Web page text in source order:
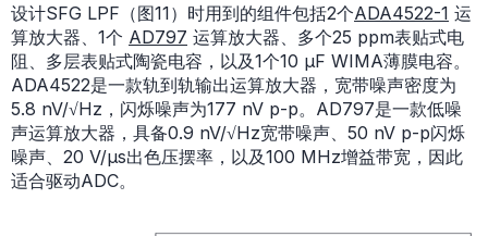
设计SFG LPF（图11）时用到的组件包括2个ADA4522-1 运
算放大器、1个 AD797 运算放大器、多个25 ppm表贴式电
阻、多层表贴式陶瓷电容，以及1个10 µF WIMA薄膜电容。
ADA4522是一款轨到轨输出运算放大器，宽带噪声密度为
5.8 nV/√Hz，闪烁噪声为177 nV p-p。AD797是一款低噪
声运算放大器，具备0.9 nV/√Hz宽带噪声、50 nV p-p闪烁
噪声、20 V/µs出色压摆率，以及100 MHz增益带宽，因此
适合驱动ADC。